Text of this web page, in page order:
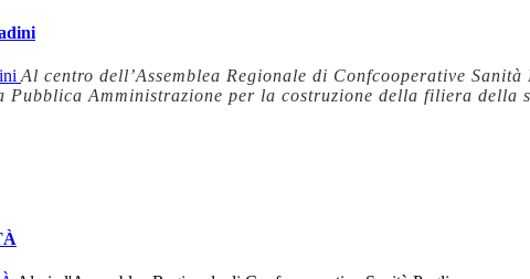
Al centro dell’Assemblea Regionale di Confcooperative
Amministrazione per la costruzione della filiera della